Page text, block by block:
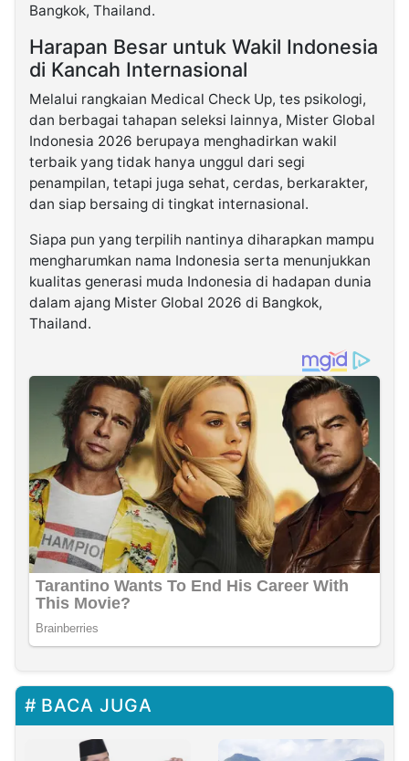
Bangkok, Thailand.
Harapan Besar untuk Wakil Indonesia
di Kancah Internasional
Melalui rangkaian Medical Check Up, tes psikologi,
dan berbagai tahapan seleksi lainnya, Mister Global
Indonesia 2026 berupaya menghadirkan wakil
terbaik yang tidak hanya unggul dari segi
penampilan, tetapi juga sehat, cerdas, berkarakter,
dan siap bersaing di tingkat internasional.
Siapa pun yang terpilih nantinya diharapkan mampu
mengharumkan nama Indonesia serta menunjukkan
kualitas generasi muda Indonesia di hadapan dunia
dalam ajang Mister Global 2026 di Bangkok,
Thailand.
BACA JUGA